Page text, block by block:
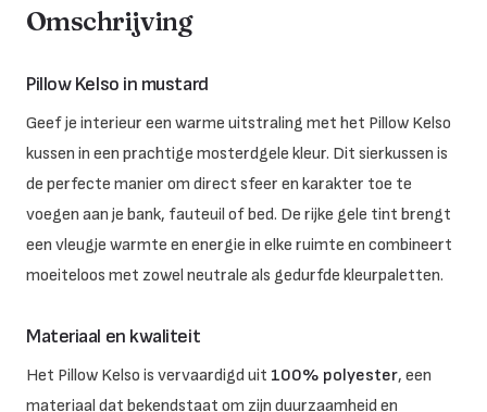
Omschrijving
Pillow Kelso in mustard
Geef je interieur een warme uitstraling met het Pillow Kelso
kussen in een prachtige mosterdgele kleur. Dit sierkussen is
de perfecte manier om direct sfeer en karakter toe te
voegen aan je bank, fauteuil of bed. De rijke gele tint brengt
een vleugje warmte en energie in elke ruimte en combineert
moeiteloos met zowel neutrale als gedurfde kleurpaletten.
Materiaal en kwaliteit
Het Pillow Kelso is vervaardigd uit 100% polyester, een
materiaal dat bekendstaat om zijn duurzaamheid en